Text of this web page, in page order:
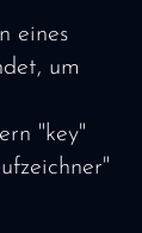
eines
um
"key"